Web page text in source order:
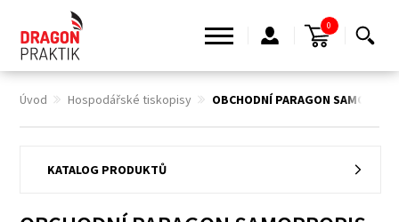
Úvod Hospodářské tiskopisy OBCHODNÍ PARAGON
KATALOG PRODUKTŮ
0